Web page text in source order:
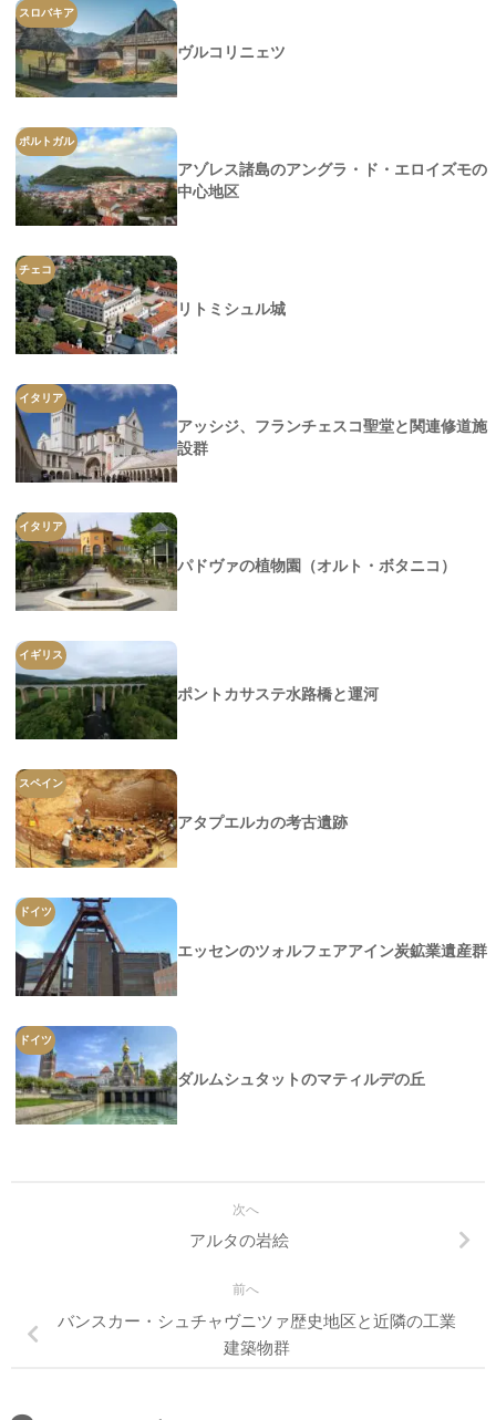
スロバキア
ヴルコリニェツ
ポルトガル
アゾレス諸島のアングラ・ド・エロイズモの
中心地区
チェコ
リトミシュル城
イタリア
アッシジ、フランチェスコ聖堂と関連修道施
設群
イタリア
パドヴァの植物園（オルト・ボタニコ）
イギリス
ポントカサステ水路橋と運河
スペイン
アタプエルカの考古遺跡
ドイツ
エッセンのツォルフェアアイン炭鉱業遺産群
ドイツ
ダルムシュタットのマティルデの丘
次へ
アルタの岩絵
前へ
バンスカー・シュチャヴニツァ歴史地区と近隣の工業
建築物群